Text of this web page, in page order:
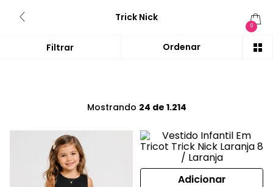
Trick Nick
0
Mostrando 24 de 1.214
Adicionar